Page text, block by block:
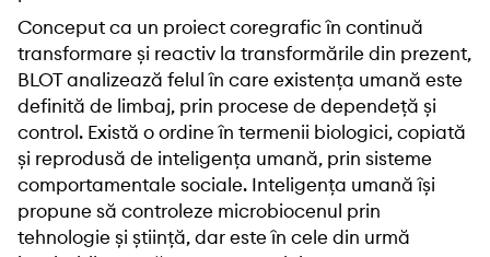
Conceput ca un proiect coregrafic în continuă
transformare și reactiv la transformările din prezent,
BLOT analizează felul în care existența umană este
definită de limbaj, prin procese de dependeță și
control. Există o ordine în termenii biologici, copiată
și reprodusă de inteligența umană, prin sisteme
comportamentale sociale. Inteligența umană își
propune să controleze microbiocenul prin
tehnologie și știință, dar este în cele din urmă